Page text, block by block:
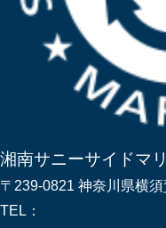
湘南サニーサイドマ
〒239-0821 神奈川県横
TEL：